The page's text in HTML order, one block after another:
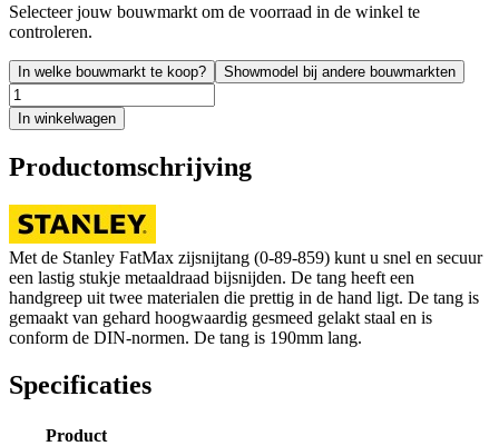
Selecteer jouw bouwmarkt om de voorraad in de winkel te
controleren.
In welke bouwmarkt te koop? Showmodel bij andere bouwmarkten
In winkelwagen
Productomschrijving
Met de Stanley FatMax zijsnijtang (0-89-859) kunt u snel en secuur
een lastig stukje metaaldraad bijsnijden. De tang heeft een
handgreep uit twee materialen die prettig in de hand ligt. De tang is
gemaakt van gehard hoogwaardig gesmeed gelakt staal en is
conform de DIN-normen. De tang is 190mm lang.
Specificaties
Product